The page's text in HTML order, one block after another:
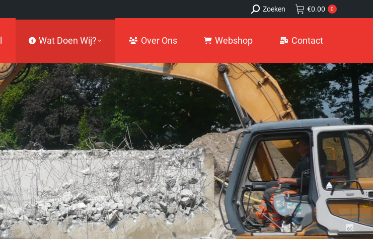
Search:Zoeken €0.00 0
Wat Doen Wij? Over Ons Webshop Contact
Search:Zoeken €0.00 0